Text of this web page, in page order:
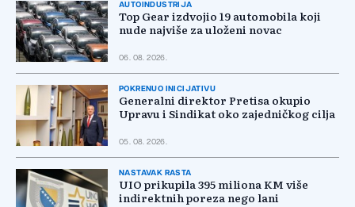
AUTOINDUSTRIJA
Top Gear izdvojio 19 automobila koji
nude najviše za uloženi novac
06. 08. 2026.
POKRENUO INICIJATIVU
Generalni direktor Pretisa okupio
Upravu i Sindikat oko zajedničkog cilja
05. 08. 2026.
NASTAVAK RASTA
UIO prikupila 395 miliona KM više
indirektnih poreza nego lani